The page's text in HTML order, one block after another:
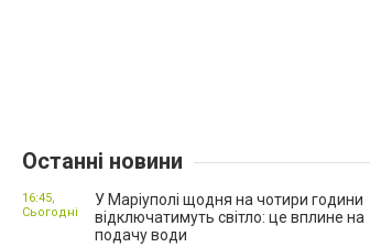
Останні новини
У Маріуполі щодня на чотири години
відключатимуть світло: це вплине на
подачу води
16:45,
Сьогодні